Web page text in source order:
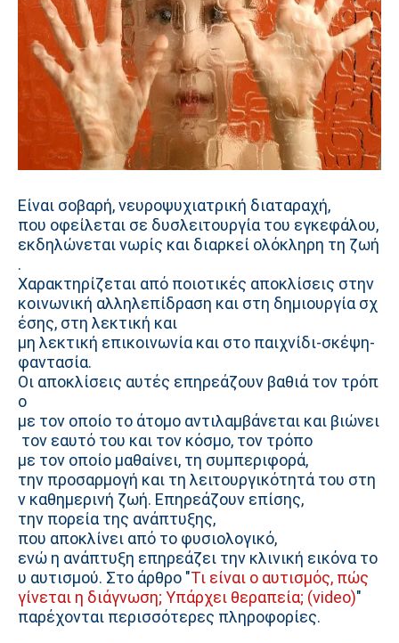
Είναι σοβαρή, νευροψυχιατρική διαταραχή,
που οφείλεται σε δυσλειτουργία του εγκεφάλου,
εκδηλώνεταινωρίς και διαρκεί ολόκληρη τη ζωή
.
Χαρακτηρίζεται από ποιοτικές αποκλίσεις στην
κοινωνική αλληλεπίδραση και στη δημιουργία σχ
έσης, στη λεκτική και
μη λεκτική επικοινωνία και στο παιχνίδι-σκέψη-
φαντασία.
Οι αποκλίσεις αυτές επηρεάζουν βαθιά τον τρόπ
ο
με τον οποίο το άτομο αντιλαμβάνεται και βιώνει
τον εαυτό του και τον κόσμο, τον τρόπο
με τον οποίο μαθαίνει, τη συμπεριφορά,
την προσαρμογή και τη λειτουργικότητά του στη
ν καθημερινή ζωή. Επηρεάζουν επίσης,
την πορεία της ανάπτυξης,
που αποκλίνει από το φυσιολογικό,
ενώ η ανάπτυξη επηρεάζει την κλινική εικόνα το
υ αυτισμού. Στο άρθρο "Τι είναι ο αυτισμός, πώς
γίνεται η διάγνωση; Υπάρχει θεραπεία; (video)"
παρέχονται περισσότερες πληροφορίες.